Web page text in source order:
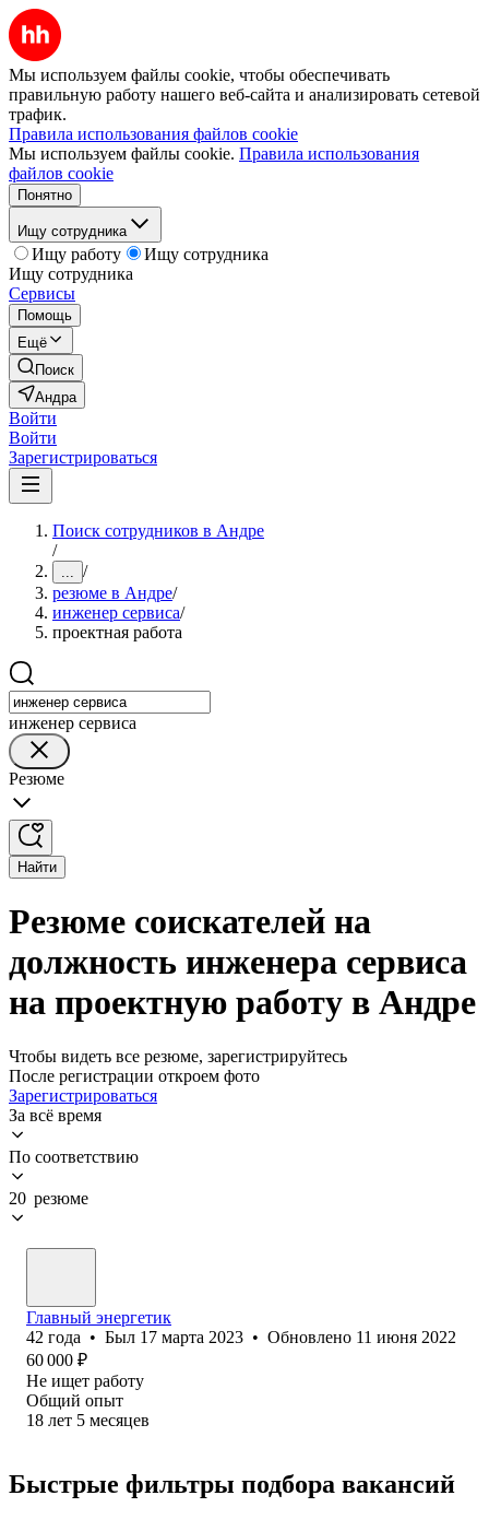
Мы используем файлы cookie, чтобы обеспечивать
правильную работу нашего веб-сайта и анализировать сетевой
трафик.
Правила использования файлов cookie
Мы используем файлы cookie. Правила использования
файлов cookie
Понятно
Ищу сотрудника
Ищу работу
Ищу сотрудника
Ищу сотрудника
Сервисы
Помощь
Ещё
Поиск
Андра
Войти
Войти
Зарегистрироваться
Поиск сотрудников в Андре
/
... /
резюме в Андре/
инженер сервиса/
проектная работа
инженер сервиса
Резюме
Найти
Резюме соискателей на
должность инженера сервиса
на проектную работу в Андре
Чтобы видеть все резюме, зарегистрируйтесь
После регистрации откроем фото
Зарегистрироваться
За всё время
По соответствию
20 резюме
Главный энергетик
42 года • Был 17 марта 2023 • Обновлено 11 июня 2022
60 000 ₽
Не ищет работу
Общий опыт
18 лет 5 месяцев
Быстрые фильтры подбора вакансий